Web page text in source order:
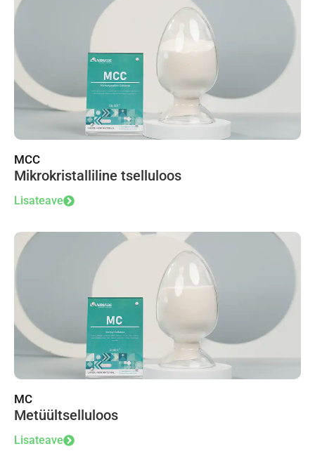
MCC
Mikrokristalliline tselluloos
Lisateave
MC
Metüültselluloos
Lisateave